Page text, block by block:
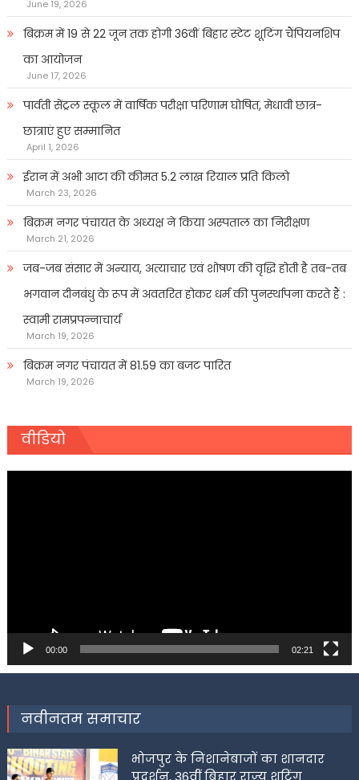
June 19, 2026
बिक्रम में 19 से 22 जून तक होगी 36वीं बिहार स्टेट शूटिंग चैंपियनशिप
का आयोजन
June 17, 2026
पार्वती सेंट्रल स्कूल में वार्षिक परीक्षा परिणाम घोषित, मेधावी छात्र-
छात्राएं हुए सम्मानित
April 1, 2026
ईरान में अभी आटा की कीमत 5.2 लाख रियाल प्रति किलो
March 23, 2026
बिक्रम नगर पंचायत के अध्यक्ष ने किया अस्पताल का निरीक्षण
March 21, 2026
जब-जब संसार में अन्याय, अत्याचार एवं शोषण की वृद्धि होती है तब-तब
भगवान दीनबंधु के रूप में अवतरित होकर धर्म की पुनर्स्थापना करते हैं :
स्वामी रामप्रपन्नाचार्य
March 19, 2026
बिक्रम नगर पंचायत में 81.59 का बजट पारित
March 19, 2026
वीडियो
00:00 02:21
नवीनतम समाचार
भोजपुर के निशानेबाजों का शानदार
प्रदर्शन, 36वीं बिहार राज्य शूटिंग